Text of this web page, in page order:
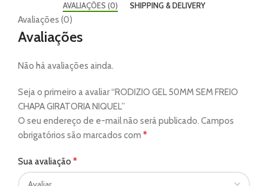
AVALIAÇÕES (0) SHIPPING & DELIVERY
Avaliações (0)
Avaliações
Não há avaliações ainda.
Seja o primeiro a avaliar “RODIZIO GEL 50MM SEM FREIO
CHAPA GIRATORIA NIQUEL”
O seu endereço de e-mail não será publicado. Campos
obrigatórios são marcados com *
Sua avaliação *